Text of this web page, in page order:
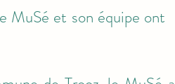
MuSé et son équipe ont